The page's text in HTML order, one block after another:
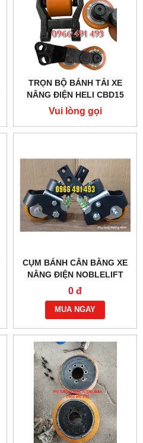
TRỌN BỘ BÁNH TẢI XE
NÂNG ĐIỆN HELI CBD15
85X70
Vui lòng gọi
CỤM BÁNH CÂN BẰNG XE
NÂNG ĐIỆN NOBLELIFT
PTE15N, PTE20N
0 đ
MUA NGAY